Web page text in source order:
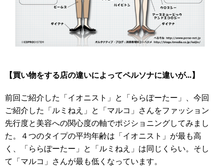
【買い物をする店の違いによってペルソナに違いが...】
前回ご紹介した「イオニスト」と「ららぽーたー」、今回
ご紹介した「ルミねえ」と「マルコ」さんをファッション
先行度と美容への関心度の軸でポジショニングしてみまし
た。４つのタイプの平均年齢は「イオニスト」が最も高
く、「ららぽーたー」と「ルミねえ」は同じくらい。そし
て「マルコ」さんが最も低くなっています。